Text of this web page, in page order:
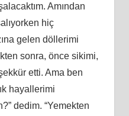
Amından
hiç
gelen döllerimi
sonra, önce sikimi,
etti. Ama ben
hayallerimi
dedim. “Yemekten